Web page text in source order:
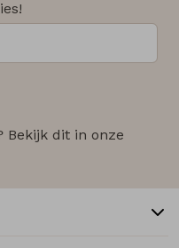
Bekijk dit in onze